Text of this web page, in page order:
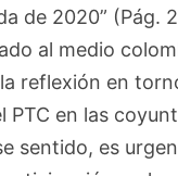
de 2020” (Pág.
al medio
reflexión en
PTC en las
sentido, es